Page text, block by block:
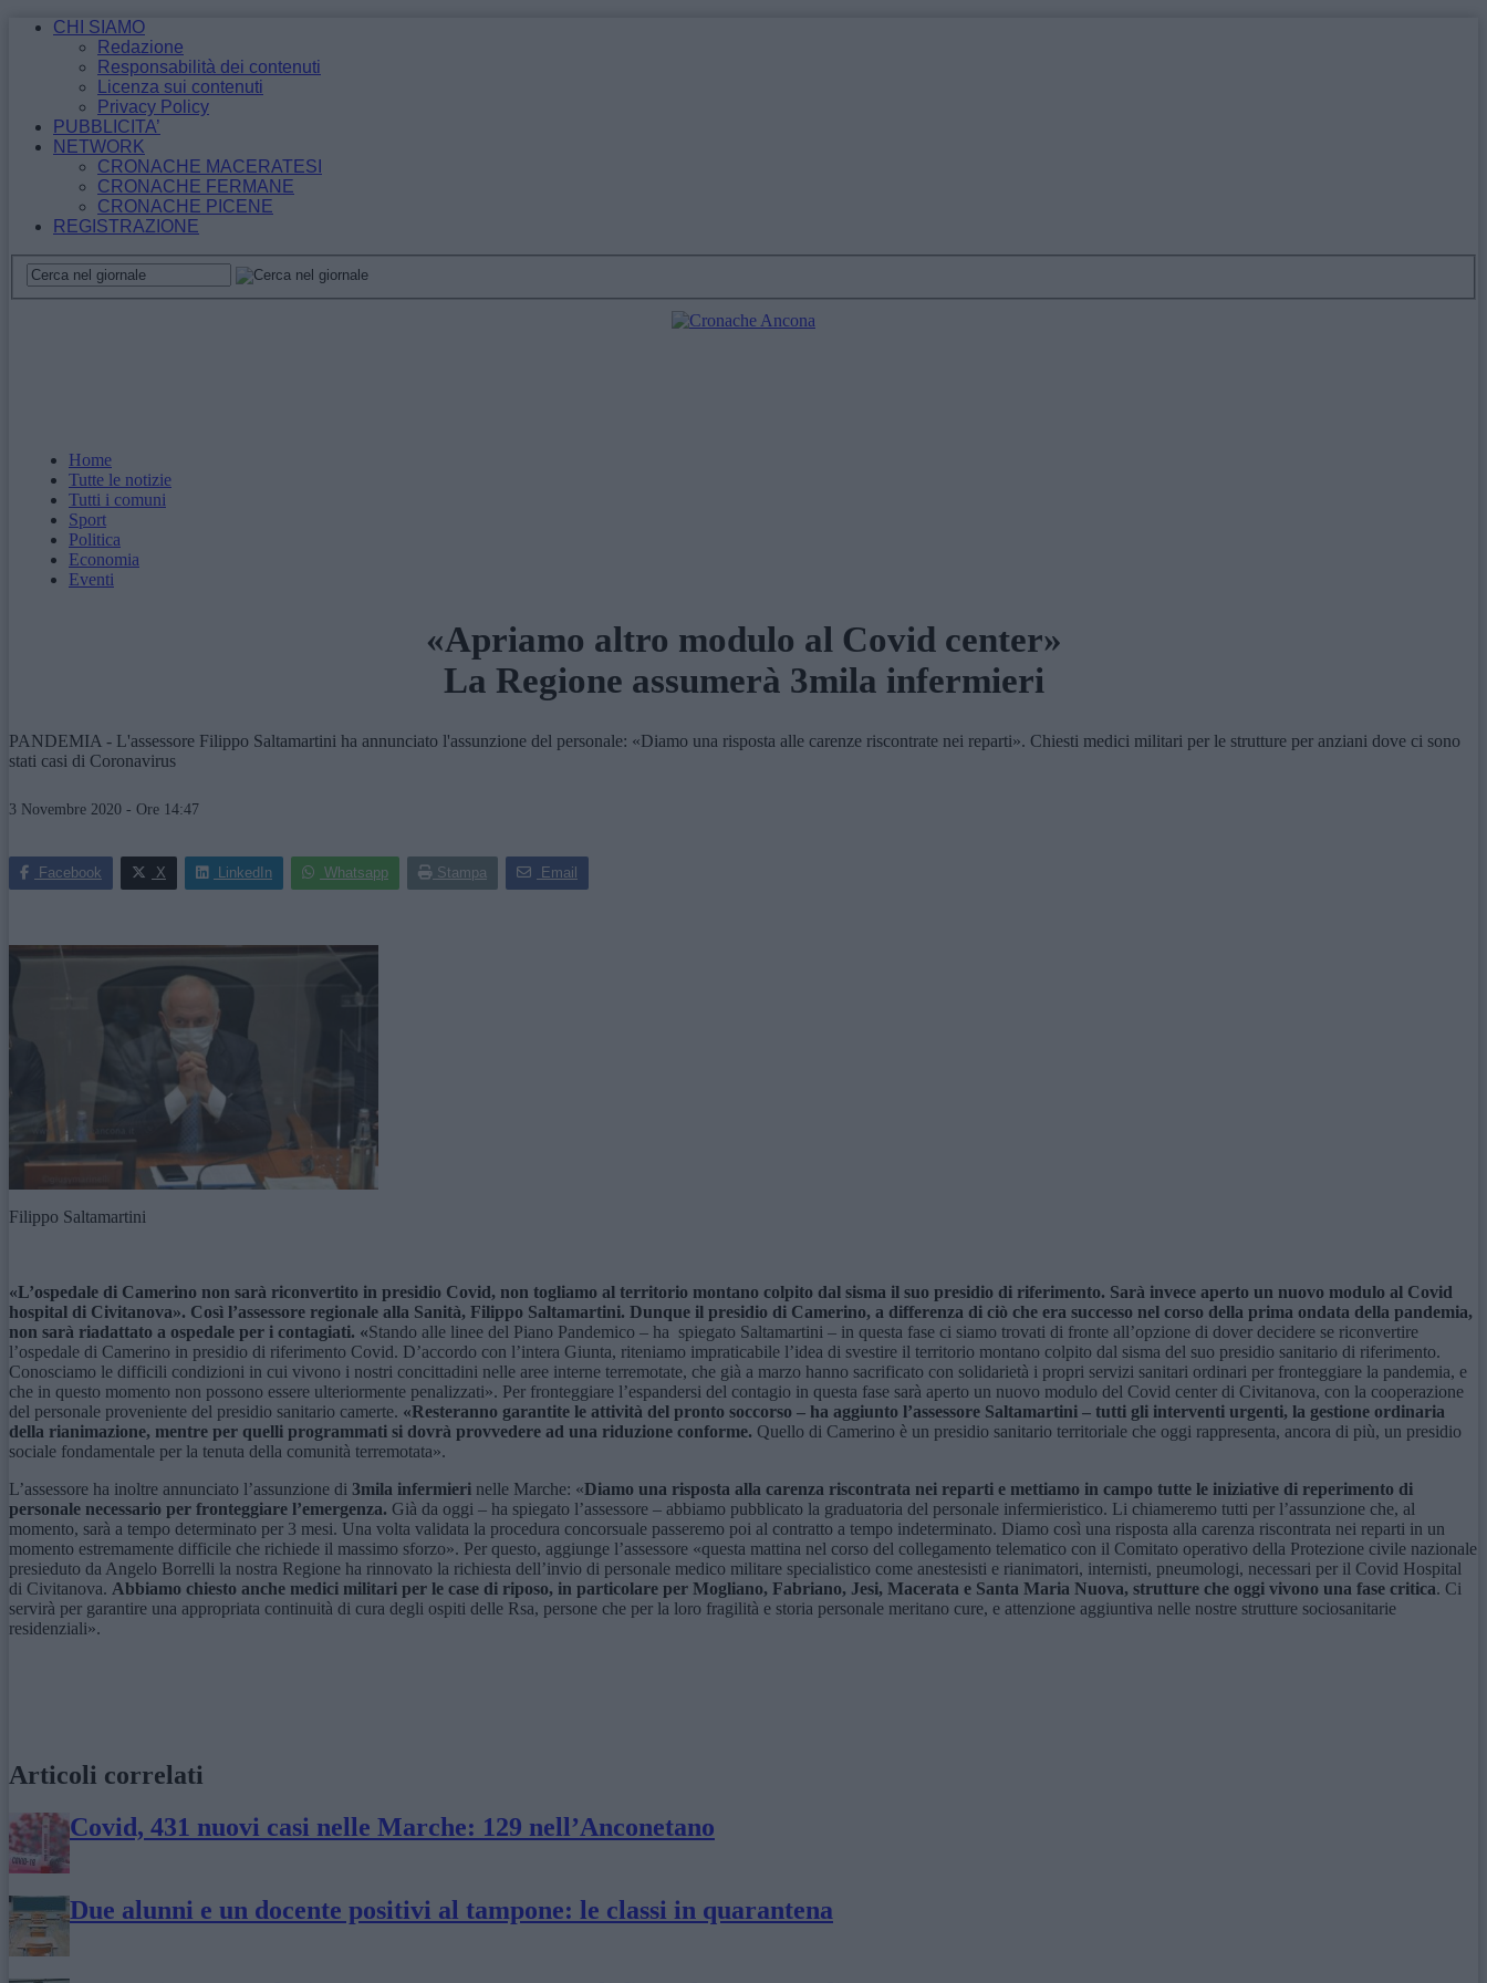
CHI SIAMO
Redazione
Responsabilità dei contenuti
Licenza sui contenuti
Privacy Policy
PUBBLICITA’
NETWORK
CRONACHE MACERATESI
CRONACHE FERMANE
CRONACHE PICENE
REGISTRAZIONE
Home
Tutte le notizie
Tutti i comuni
Sport
Politica
Economia
Eventi
«Apriamo altro modulo al Covid center»
La Regione assumerà 3mila infermieri
PANDEMIA - L'assessore Filippo Saltamartini ha annunciato l'assunzione del personale: «Diamo una risposta alle carenze riscontrate nei reparti». Chiesti medici militari per le strutture per anziani dove ci sono
stati casi di Coronavirus
3 Novembre 2020 - Ore 14:47
Facebook X LinkedIn Whatsapp Stampa Email
Filippo Saltamartini
«L’ospedale di Camerino non sarà riconvertito in presidio Covid, non togliamo al territorio montano colpito dal sisma il suo presidio di riferimento. Sarà invece aperto un nuovo modulo al Covid
hospital di Civitanova». Così l’assessore regionale alla Sanità, Filippo Saltamartini. Dunque il presidio di Camerino, a differenza di ciò che era successo nel corso della prima ondata della pandemia,
non sarà riadattato a ospedale per i contagiati. «Stando alle linee del Piano Pandemico – ha spiegato Saltamartini – in questa fase ci siamo trovati di fronte all’opzione di dover decidere se riconvertire
l’ospedale di Camerino in presidio di riferimento Covid. D’accordo con l’intera Giunta, riteniamo impraticabile l’idea di svestire il territorio montano colpito dal sisma del suo presidio sanitario di riferimento.
Conosciamo le difficili condizioni in cui vivono i nostri concittadini nelle aree interne terremotate, che già a marzo hanno sacrificato con solidarietà i propri servizi sanitari ordinari per fronteggiare la pandemia, e
che in questo momento non possono essere ulteriormente penalizzati». Per fronteggiare l’espandersi del contagio in questa fase sarà aperto un nuovo modulo del Covid center di Civitanova, con la cooperazione
del personale proveniente del presidio sanitario camerte. «Resteranno garantite le attività del pronto soccorso – ha aggiunto l’assessore Saltamartini – tutti gli interventi urgenti, la gestione ordinaria
della rianimazione, mentre per quelli programmati si dovrà provvedere ad una riduzione conforme. Quello di Camerino è un presidio sanitario territoriale che oggi rappresenta, ancora di più, un presidio
sociale fondamentale per la tenuta della comunità terremotata».
L’assessore ha inoltre annunciato l’assunzione di 3mila infermieri nelle Marche: «Diamo una risposta alla carenza riscontrata nei reparti e mettiamo in campo tutte le iniziative di reperimento di
personale necessario per fronteggiare l’emergenza. Già da oggi – ha spiegato l’assessore – abbiamo pubblicato la graduatoria del personale infermieristico. Li chiameremo tutti per l’assunzione che, al
momento, sarà a tempo determinato per 3 mesi. Una volta validata la procedura concorsuale passeremo poi al contratto a tempo indeterminato. Diamo così una risposta alla carenza riscontrata nei reparti in un
momento estremamente difficile che richiede il massimo sforzo». Per questo, aggiunge l’assessore «questa mattina nel corso del collegamento telematico con il Comitato operativo della Protezione civile nazionale
presieduto da Angelo Borrelli la nostra Regione ha rinnovato la richiesta dell’invio di personale medico militare specialistico come anestesisti e rianimatori, internisti, pneumologi, necessari per il Covid Hospital
di Civitanova. Abbiamo chiesto anche medici militari per le case di riposo, in particolare per Mogliano, Fabriano, Jesi, Macerata e Santa Maria Nuova, strutture che oggi vivono una fase critica. Ci
servirà per garantire una appropriata continuità di cura degli ospiti delle Rsa, persone che per la loro fragilità e storia personale meritano cure, e attenzione aggiuntiva nelle nostre strutture sociosanitarie
residenziali».
Articoli correlati
Covid, 431 nuovi casi nelle Marche: 129 nell’Anconetano
Due alunni e un docente positivi al tampone: le classi in quarantena